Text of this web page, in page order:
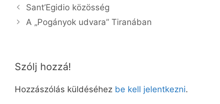
Sant’Egidio közösség
A „Pogányok udvara” Tiranában
Szólj hozzá!
Hozzászólás küldéséhez be kell jelentkezni.